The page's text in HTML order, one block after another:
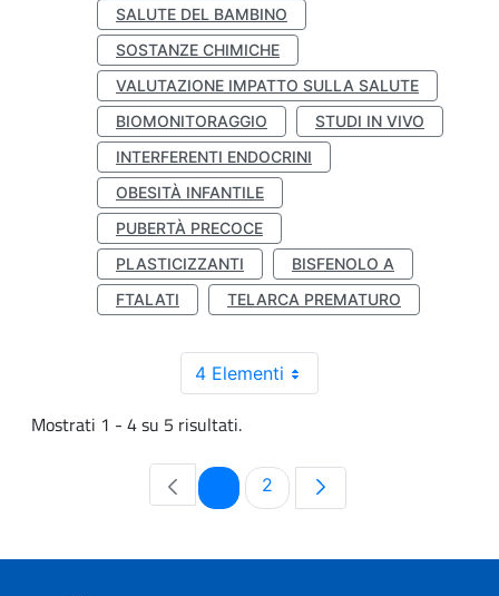
SALUTE DEL BAMBINO
SOSTANZE CHIMICHE
VALUTAZIONE IMPATTO SULLA SALUTE
BIOMONITORAGGIO
STUDI IN VIVO
INTERFERENTI ENDOCRINI
OBESITÀ INFANTILE
PUBERTÀ PRECOCE
PLASTICIZZANTI
BISFENOLO A
FTALATI
TELARCA PREMATURO
4 Elementi
Mostrati 1 - 4 su 5 risultati.
PaginaPagina
2